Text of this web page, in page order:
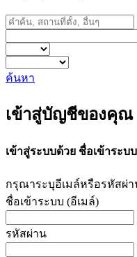
ค้นหา
เข้าสู่บัญชีของคุณ
เข้าสู่ระบบด้วย ชื่อเข้าระ
กรุณาระบุอีเมล์หรือรหัสผ่า
ชื่อเข้าระบบ (อีเมล์)
รหัสผ่าน